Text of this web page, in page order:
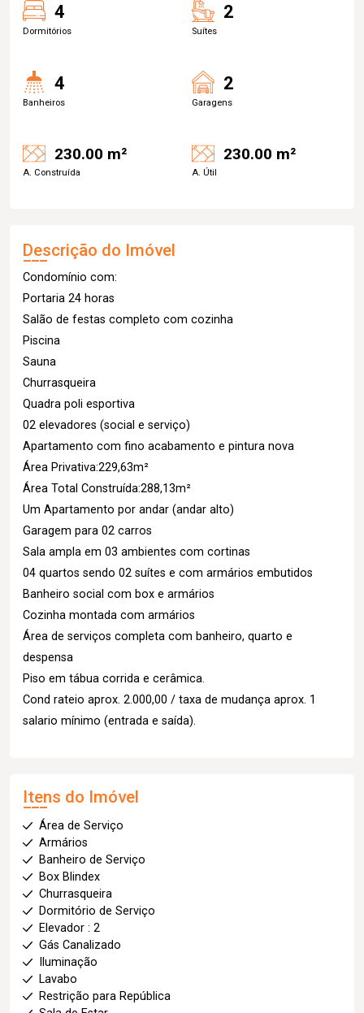
4
Dormitórios
2
Suítes
4
Banheiros
2
Garagens
230.00 m²
A. Construída
230.00 m²
A. Útil
Descrição do Imóvel
Condomínio com:
Portaria 24 horas
Salão de festas completo com cozinha
Piscina
Sauna
Churrasqueira
Quadra poli esportiva
02 elevadores (social e serviço)
Apartamento com fino acabamento e pintura nova
Área Privativa:229,63m²
Área Total Construída:288,13m²
Um Apartamento por andar (andar alto)
Garagem para 02 carros
Sala ampla em 03 ambientes com cortinas
04 quartos sendo 02 suítes e com armários embutidos
Banheiro social com box e armários
Cozinha montada com armários
Área de serviços completa com banheiro, quarto e
despensa
Piso em tábua corrida e cerâmica.
Cond rateio aprox. 2.000,00 / taxa de mudança aprox. 1
salario mínimo (entrada e saída).
Itens do Imóvel
Área de Serviço
Armários
Banheiro de Serviço
Box Blindex
Churrasqueira
Dormitório de Serviço
Elevador : 2
Gás Canalizado
Iluminação
Lavabo
Restrição para República